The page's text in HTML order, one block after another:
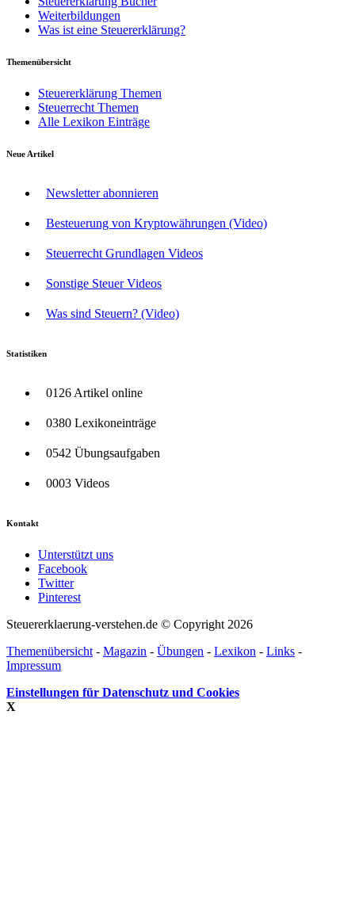
Weiterbildungen
Was ist eine Steuererklärung?
Themenübersicht
Steuererklärung Themen
Steuerrecht Themen
Alle Lexikon Einträge
Neue Artikel
Newsletter abonnieren
Besteuerung von Kryptowährungen (Video)
Steuerrecht Grundlagen Videos
Sonstige Steuer Videos
Was sind Steuern? (Video)
Statistiken
0126 Artikel online
0380 Lexikoneinträge
0542 Übungsaufgaben
0003 Videos
Kontakt
Unterstützt uns
Facebook
Twitter
Pinterest
Steuererklaerung-verstehen.de © Copyright 2026
Themenübersicht - Magazin - Übungen - Lexikon - Links -
Impressum
Einstellungen für Datenschutz und Cookies
X